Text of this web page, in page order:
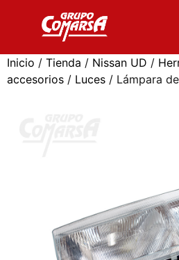
Inicio / Tienda / Nissan UD /
accesorios / Luces / Lámpara